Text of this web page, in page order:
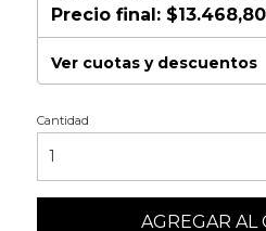
Precio final: $13.468,80
Ver cuotas y descuentos
Cantidad
AGREGAR AL